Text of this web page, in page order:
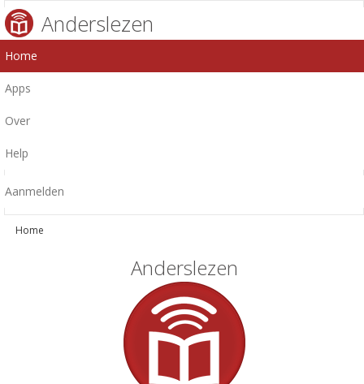
Anderslezen
Home
Apps
Over
Help
Aanmelden
Home
Anderslezen